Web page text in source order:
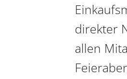
direkter
allen